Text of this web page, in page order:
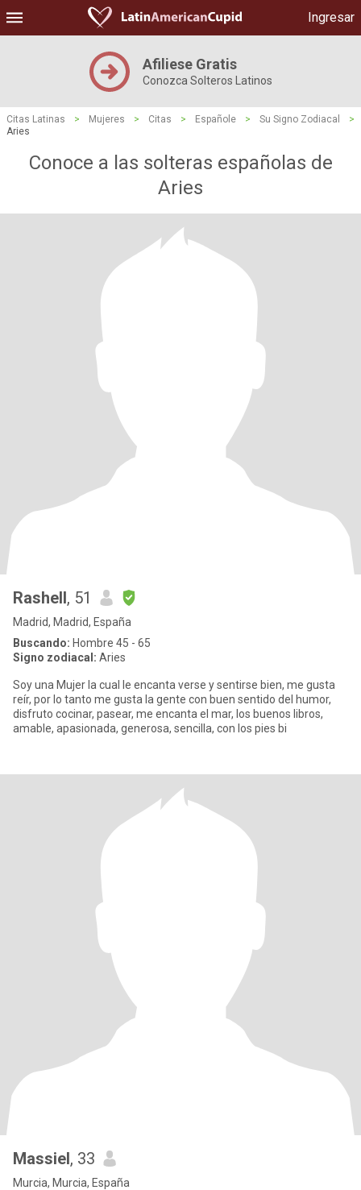
Ingresar
Afiliese Gratis
Conozca Solteros Latinos
Citas Latinas > Mujeres > Citas > Españole > Su Signo Zodiacal
>
Aries
Conoce a las solteras españolas de
Aries
Rashell, 51
Madrid, Madrid, España
Buscando: Hombre 45 - 65
Signo zodiacal: Aries
Soy una Mujer la cual le encanta verse y sentirse bien, me gusta
reír, por lo tanto me gusta la gente con buen sentido del humor,
disfruto cocinar, pasear, me encanta el mar, los buenos libros,
amable, apasionada, generosa, sencilla, con los pies bi
Massiel, 33
Murcia, Murcia, España